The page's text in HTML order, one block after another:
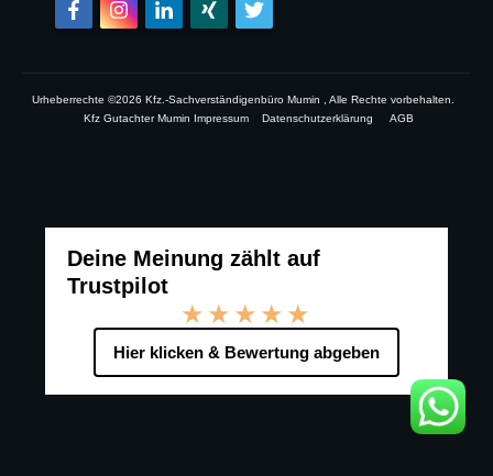
Urheberrechte ©2026 Kfz.-Sachverständigenbüro Mumin , Alle Rechte vorbehalten.
Kfz Gutachter Mumin Impressum
Datenschutzerklärung AGB
Deine Meinung zählt auf
Trustpilot
★★★★★
Hier klicken & Bewertung abgeben